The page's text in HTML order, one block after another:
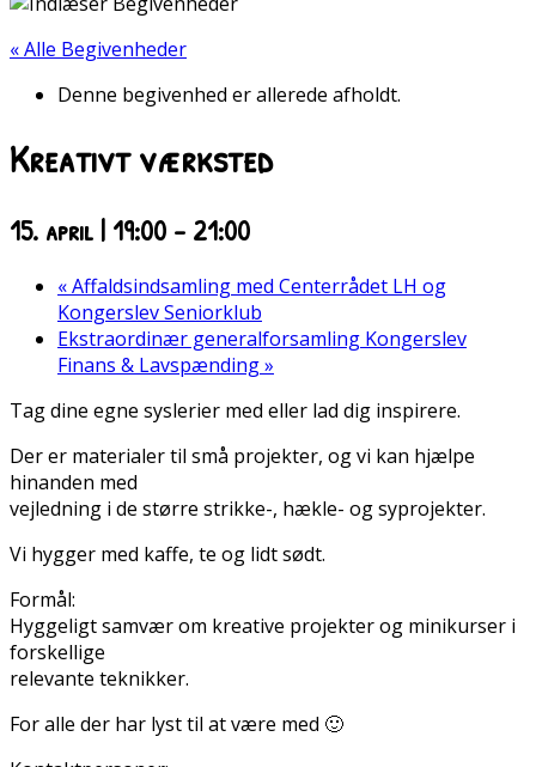
« Alle Begivenheder
Denne begivenhed er allerede afholdt.
Kreativt værksted
15. april | 19:00 - 21:00
«Affaldsindsamling med Centerrådet LH og
Kongerslev Seniorklub
Ekstraordinær generalforsamling Kongerslev
Finans & Lavspænding»
Tag dine egne syslerier med eller lad dig inspirere.
Der er materialer til små projekter, og vi kan hjælpe
hinanden med
vejledning i de større strikke-, hækle- og syprojekter.
Vi hygger med kaffe, te og lidt sødt.
Formål:
Hyggeligt samvær om kreative projekter og minikurser i
forskellige
relevante teknikker.
For alle der har lyst til at være med 🙂